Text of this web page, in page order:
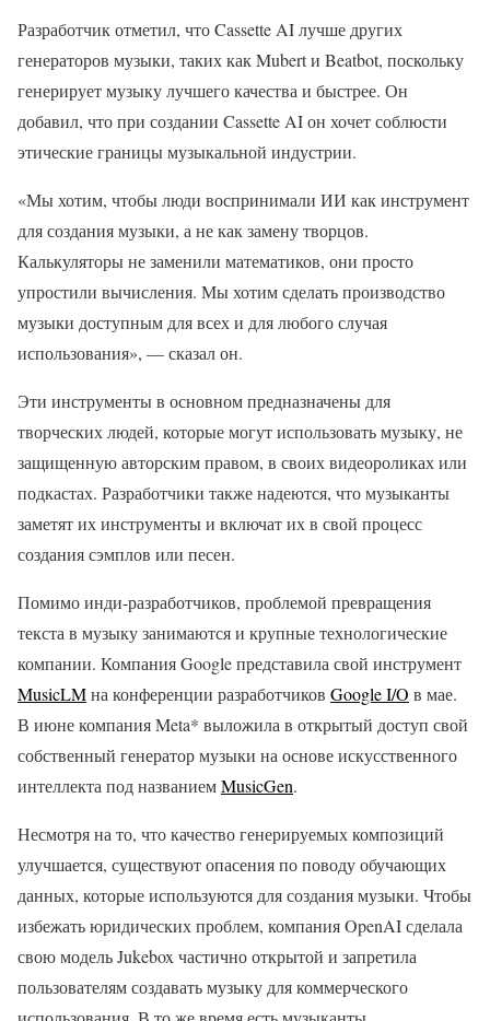
Разработчик отметил, что Cassette AI лучше других
генераторов музыки, таких как Mubert и Beatbot, поскольку
генерирует музыку лучшего качества и быстрее. Он
добавил, что при создании Cassette AI он хочет соблюсти
этические границы музыкальной индустрии.
«Мы хотим, чтобы люди воспринимали ИИ как инструмент
для создания музыки, а не как замену творцов.
Калькуляторы не заменили математиков, они просто
упростили вычисления. Мы хотим сделать производство
музыки доступным для всех и для любого случая
использования», — сказал он.
Эти инструменты в основном предназначены для
творческих людей, которые могут использовать музыку, не
защищенную авторским правом, в своих видеороликах или
подкастах. Разработчики также надеются, что музыканты
заметят их инструменты и включат их в свой процесс
создания сэмплов или песен.
Помимо инди-разработчиков, проблемой превращения
текста в музыку занимаются и крупные технологические
компании. Компания Google представила свой инструмент
MusicLMна конференции разработчиков Google I/O в мае.
В июне компания Meta* выложила в открытый доступ свой
собственный генератор музыки на основе искусственного
интеллекта под названиемMusicGen.
Несмотря на то, что качество генерируемых композиций
улучшается, существуют опасения по поводу обучающих
данных, которые используются для создания музыки. Чтобы
избежать юридических проблем, компания OpenAI сделала
свою модель Jukebox частично открытой и запретила
пользователям создавать музыку для коммерческого